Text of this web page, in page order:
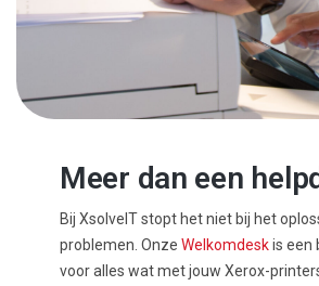
Meer dan een
Bij XsolveIT stopt het niet bij het
problemen. Onze Welkomdeskis een
voor alles wat met jouw Xerox-